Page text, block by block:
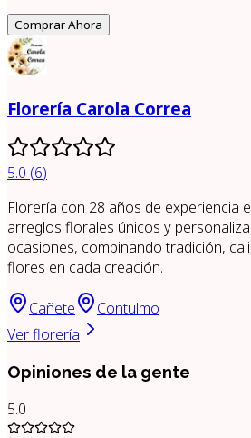
Comprar Ahora
Florería Carola Correa
5.0 (6)
Florería con 28 años de experiencia
arreglos florales únicos y
ocasiones, combinando tradición,
flores en cada creación.
Cañete
Contulmo
Ver florería
Opiniones de la gente
5.0